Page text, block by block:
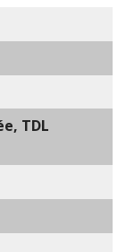
TDL